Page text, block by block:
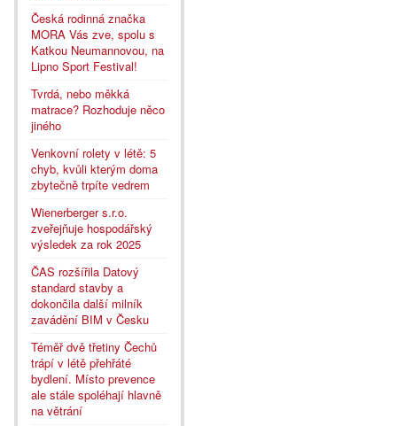
Česká rodinná značka
MORA Vás zve, spolu s
Katkou Neumannovou, na
Lipno Sport Festival!
Tvrdá, nebo měkká
matrace? Rozhoduje něco
jiného
Venkovní rolety v létě: 5
chyb, kvůli kterým doma
zbytečně trpíte vedrem
Wienerberger s.r.o.
zveřejňuje hospodářský
výsledek za rok 2025
ČAS rozšířila Datový
standard stavby a
dokončila další milník
zavádění BIM v Česku
Téměř dvě třetiny Čechů
trápí v létě přehřáté
bydlení. Místo prevence
ale stále spoléhají hlavně
na větrání